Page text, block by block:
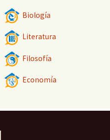
Biología
Literatura
Filosofía
Economía